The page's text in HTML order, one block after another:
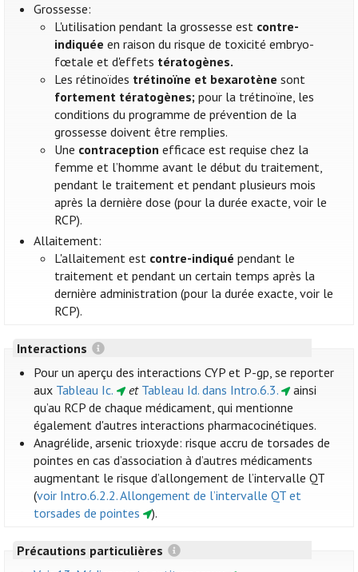
Grossesse:
L'utilisation pendant la grossesse est contre-
indiquée en raison du risque de toxicité embryo-
fœtale et d'effets tératogènes.
Les rétinoïdes trétinoïne et bexarotène sont
fortement tératogènes; pour la trétinoïne, les
conditions du programme de prévention de la
grossesse doivent être remplies.
Une contraception efficace est requise chez la
femme et l’homme avant le début du traitement,
pendant le traitement et pendant plusieurs mois
après la dernière dose (pour la durée exacte, voir le
RCP).
Allaitement:
L'allaitement est contre-indiqué pendant le
traitement et pendant un certain temps après la
dernière administration (pour la durée exacte, voir le
RCP).
Interactions
Pour un aperçu des interactions CYP et P-gp, se reporter
aux Tableau Ic. et Tableau Id. dans Intro.6.3.
ainsi
qu’au RCP de chaque médicament, qui mentionne
également d'autres interactions pharmacocinétiques.
Anagrélide, arsenic trioxyde: risque accru de torsades de
pointes en cas d’association à d’autres médicaments
augmentant le risque d’allongement de l’intervalle QT
(voir Intro.6.2.2. Allongement de l’intervalle QT et
torsades de pointes
).
Précautions particulières